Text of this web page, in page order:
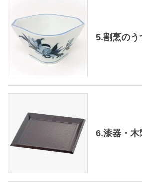
5.割烹のう
6.漆器・木